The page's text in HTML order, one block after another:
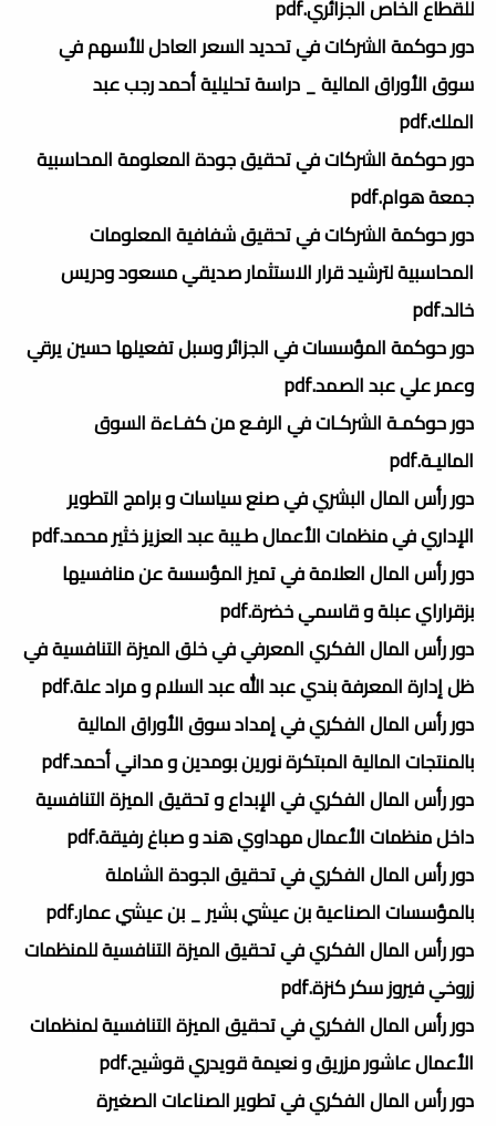
للقطاع الخاص الجزائري.pdf
دور حوكمة الشركات في تحديد السعر العادل للأسهم في
سوق الأوراق المالية _ دراسة تحليلية أحمد رجب عبد
الملك.pdf
دور حوكمة الشركات في تحقيق جودة المعلومة المحاسبية
جمعة هوام.pdf
دور حوكمة الشركات في تحقيق شفافية المعلومات
المحاسبية لترشيد قرار الاستثمار صديقي مسعود ودريس
خالد.pdf
دور حوكمة المؤسسات في الجزائر وسبل تفعيلها حسين يرقي
وعمر علي عبد الصمد.pdf
دور حوكمـة الشركـات في الرفـع من كفـاءة السوق
الماليـة.pdf
دور رأس المال البشري في صنع سياسات و برامج التطوير
الإداري في منظمات الأعمال طـيبة عبد العزيز خثير محمد.pdf
دور رأس المال العلامة في تميز المؤسسة عن منافسيها
بزقراراي عبلة و قاسمي خضرة.pdf
دور رأس المال الفكري المعرفي في خلق الميزة التنافسية في
ظل إدارة المعرفة بندي عبد الله عبد السلام و مراد علة.pdf
دور رأس المال الفكري في إمداد سوق الأوراق المالية
بالمنتجات المالية المبتكرة نورين بومدين و مداني أحمد.pdf
دور رأس المال الفكري في الإبداع و تحقيق الميزة التنافسية
داخل منظمات الأعمال مهداوي هند و صباغ رفيقة.pdf
دور رأس المال الفكري في تحقيق الجودة الشاملة
بالمؤسسات الصناعية بن عيشي بشير _ بن عيشي عمار.pdf
دور رأس المال الفكري في تحقيق الميزة التنافسية للمنظمات
زروخي فيروز سكر كنزة.pdf
دور رأس المال الفكري في تحقيق الميزة التنافسية لمنظمات
الأعمال عاشور مزريق و نعيمة قويدري قوشيح.pdf
دور رأس المال الفكري في تطوير الصناعات الصغيرة